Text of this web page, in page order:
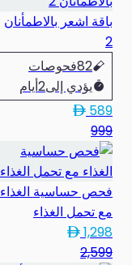
باقة اشعر بالاطمأنان
2
82فحوصات
يؤدي إلى2أيام
589
999
فحص حساسية الغذاء
مع تحمل الغذاء
1,298
2,599